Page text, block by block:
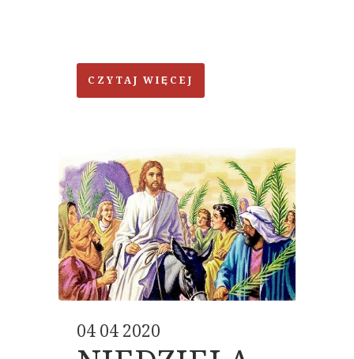
CZYTAJ WIĘCEJ
04 04 2020